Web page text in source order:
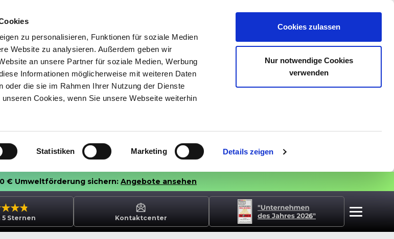
zu personalisieren, Funktionen für soziale Medien
Website zu analysieren. Außerdem geben wir
an unsere Partner für soziale Medien, Werbung
Informationen möglicherweise mit weiteren Daten
oder die sie im Rahmen Ihrer Nutzung der Dienste
Cookies, wenn Sie unsere Webseite weiterhin
Statistiken Marketing Details zeigen
Cookies zulassen
Nur notwendige Cookies
verwenden
€ Umweltförderung sichern: Angebote ansehen
5 Sternen Kontaktcenter